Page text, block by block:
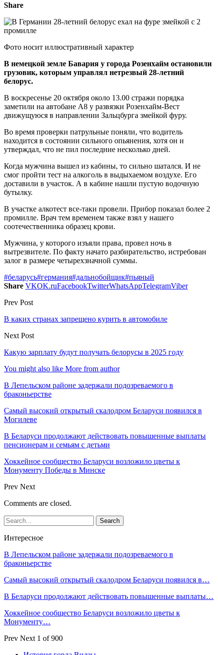
Share
Фото носит иллюстративный характер
В немецкой земле Бавария у города Розенхайм остановили
грузовик, которым управлял нетрезвый 28-летний
белорус.
В воскресенье 20 октября около 13.00 стражи порядка
заметили на автобане А8 у развязки Розенхайм-Вест
движущуюся в направлении Зальцбурга змейкой фуру.
Во время проверки патрульные поняли, что водитель
находится в состоянии сильного опьянения, хотя он и
утверждал, что не пил последние несколько дней.
Когда мужчина вышел из кабины, то сильно шатался. И не
смог пройти тест на алкоголь в выдыхаемом воздухе. Его
доставили в участок. А в кабине нашли пустую водочную
бутылку.
В участке алкотест все-таки провели. Прибор показал более 2
промилле. Врач тем временем также взял у нашего
соотечественника образец крови.
Мужчина, у которого изъяли права, провел ночь в
вытрезвителе. По факту начато разбирательство, истребован
залог в размере четырехзначной суммы.
#беларусь#германия#дальнобойщик#пьяный
Share VKOK.ruFacebookTwitterWhatsAppTelegramViber
Prev Post
В каких странах запрещено курить в автомобиле
Next Post
Какую зарплату будут получать белорусы в 2025 году
You might also like More from author
В Лепельском районе задержали подозреваемого в
браконьерстве
Самый высокий открытый скалодром Беларуси появился в
Могилеве
В Беларуси продолжают действовать повышенные выплаты
пенсионерам и семьям с детьми
Хоккейное сообщество Беларуси возложило цветы к
Монументу Победы в Минске
Prev Next
Comments are closed.
Интересное
В Лепельском районе задержали подозреваемого в
браконьерстве
Самый высокий открытый скалодром Беларуси появился в…
В Беларуси продолжают действовать повышенные выплаты…
Хоккейное сообщество Беларуси возложило цветы к
Монументу…
Prev Next 1 of 900